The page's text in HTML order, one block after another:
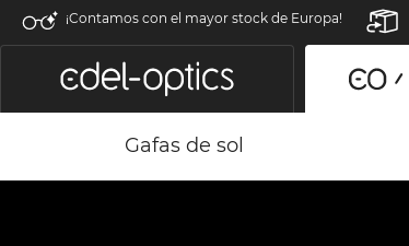
¡Contamos con el mayor stock de Europa!
Gafas de sol